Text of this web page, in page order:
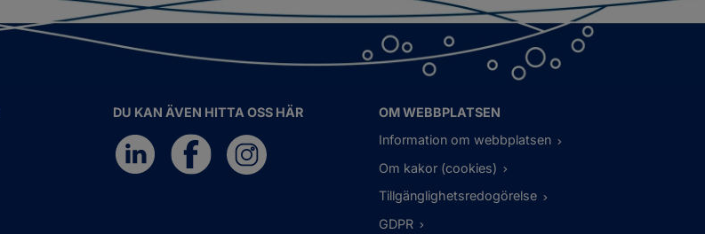
DU KAN ÄVEN HITTA OSS HÄR
OM WEBBPLATSEN
Information om webbplatsen
Om kakor (cookies)
Tillgänglighetsredogörelse
GDPR